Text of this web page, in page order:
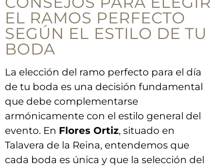
EL RAMOS PERFECTO⁣
SEGÚN ⁤EL⁤ ESTILO​ DE TU
BODA
La⁤ elección⁣ del ramo perfecto para el día
de tu boda es ‍una decisión fundamental
que debe ⁤complementarse
armónicamente con el estilo general del
evento. En Flores ‌Ortiz, situado en
Talavera de la​ Reina, entendemos que
cada boda es única y que⁢ la selección del